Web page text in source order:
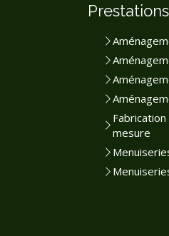
Prestations
mesure
les réglementations. Personnalisez vos